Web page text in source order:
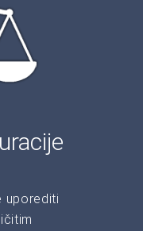
uporediti